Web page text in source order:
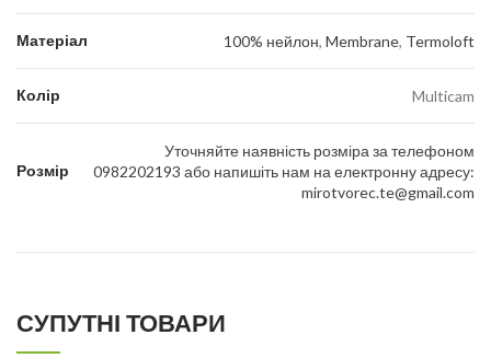
Матеріал 100% нейлон, Membrane, Termoloft
Колір Multicam
Розмір
Уточняйте наявність розміра за телефоном
0982202193 або напишіть нам на електронну адресу:
mirotvorec.te@gmail.com
СУПУТНІ ТОВАРИ